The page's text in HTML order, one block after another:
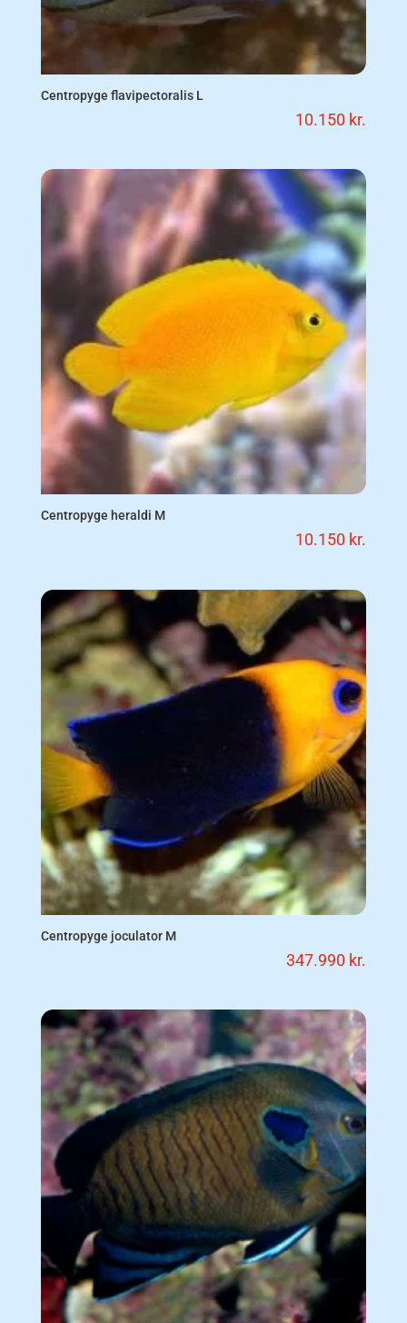
Centropyge flavipectoralis L
10.150 kr.
Centropyge heraldi M
10.150 kr.
Centropyge joculator M
347.990 kr.